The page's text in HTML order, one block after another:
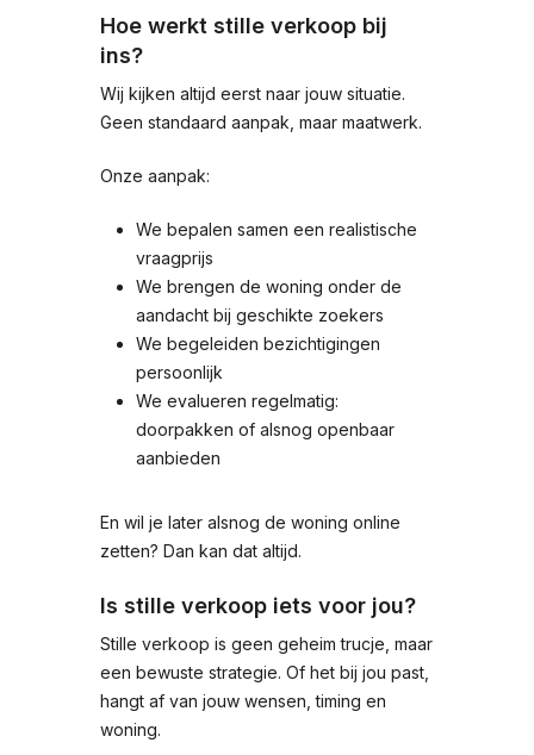
Hoe werkt stille verkoop bij
ins?
Wij kijken altijd eerst naar jouw situatie.
Geen standaard aanpak, maar maatwerk.
Onze aanpak:
We bepalen samen een realistische
vraagprijs
We brengen de woning onder de
aandacht bij geschikte zoekers
We begeleiden bezichtigingen
persoonlijk
We evalueren regelmatig:
doorpakken of alsnog openbaar
aanbieden
En wil je later alsnog de woning online
zetten? Dan kan dat altijd.
Is stille verkoop iets voor jou?
Stille verkoop is geen geheim trucje, maar
een bewuste strategie. Of het bij jou past,
hangt af van jouw wensen, timing en
woning.